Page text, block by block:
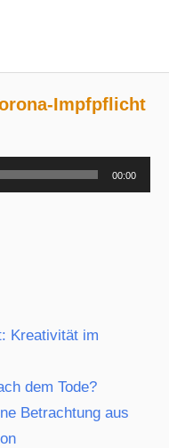
Impfpflicht
00:00
Kreativität im
dem Tode?
Betrachtung aus